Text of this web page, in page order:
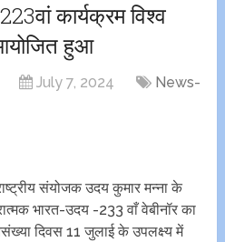
कार्यक्रम विश्व
हुआ
July 7, 2024
News-
संयोजक उदय कुमार मन्ना के
भारत-उदय -233 वाँ वेबीनॉर का
दिवस 11 जुलाई के उपलक्ष्य में